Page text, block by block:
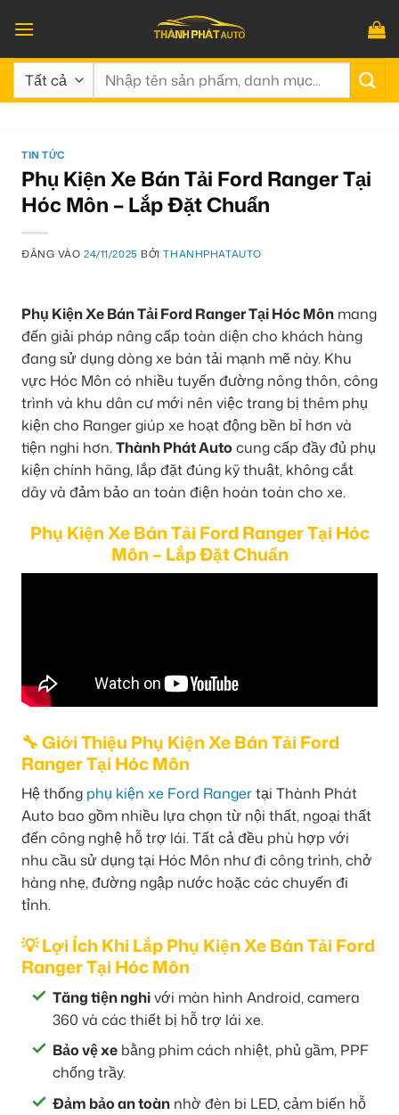
qua
nội
dung
Tìm
TIN TỨC
Phụ Kiện Xe Bán Tải Ford Ranger Tại
Hóc Môn – Lắp Đặt Chuẩn
ĐĂNG VÀO24/11/2025 BỞITHANHPHATAUTO
Phụ Kiện Xe Bán Tải Ford Ranger Tại Hóc Môn mang
đến giải pháp nâng cấp toàn diện cho khách hàng
đang sử dụng dòng xe bán tải mạnh mẽ này. Khu
vực Hóc Môn có nhiều tuyến đường nông thôn, công
trình và khu dân cư mới nên việc trang bị thêm phụ
kiện cho Ranger giúp xe hoạt động bền bỉ hơn và
tiện nghi hơn.Thành Phát Auto cung cấp đầy đủ phụ
kiện chính hãng, lắp đặt đúng kỹ thuật, không cắt
dây và đảm bảo an toàn điện hoàn toàn cho xe.
Phụ Kiện Xe Bán Tải Ford Ranger Tại Hóc
Môn – Lắp Đặt Chuẩn
🔧 Giới Thiệu Phụ Kiện Xe Bán Tải Ford
Ranger Tại Hóc Môn
Hệ thống phụ kiện xe Ford Rangertại Thành Phát
Auto bao gồm nhiều lựa chọn từ nội thất, ngoại thất
đến công nghệ hỗ trợ lái. Tất cả đều phù hợp với
nhu cầu sử dụng tại Hóc Môn như đi công trình, chở
hàng nhẹ, đường ngập nước hoặc các chuyến đi
tỉnh.
💡 Lợi Ích Khi Lắp Phụ Kiện Xe Bán Tải Ford
Ranger Tại Hóc Môn
Tăng tiện nghivới màn hình Android, camera
360 và các thiết bị hỗ trợ lái xe.
Bảo vệ xe bằng phim cách nhiệt, phủ gầm, PPF
chống trầy.
Đảm bảo an toàn nhờ đèn bi LED, cảm biến hỗ